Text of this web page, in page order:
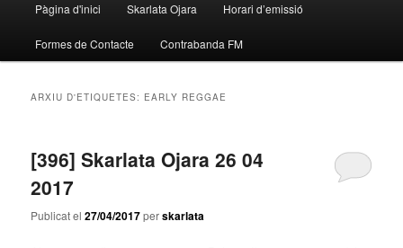
principal
Pàgina d'inici Skarlata Ojara Horari d’emissió
Formes de Contacte Contrabanda FM
ARXIU D'ETIQUETES: EARLY REGGAE
[396] Skarlata Ojara 26 04
2017
Publicat el27/04/2017perskarlata